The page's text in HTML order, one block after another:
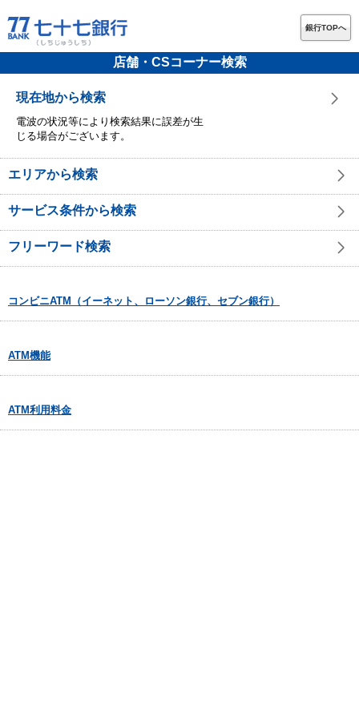
銀行TOPへ
店舗・CSコーナー検索
現在地から検索
電波の状況等により検索結果に誤差が生
じる場合がございます。
エリアから検索
サービス条件から検索
フリーワード検索
コンビニATM（イーネット、ローソン銀行、セブン銀行）
ATM機能
ATM利用料金